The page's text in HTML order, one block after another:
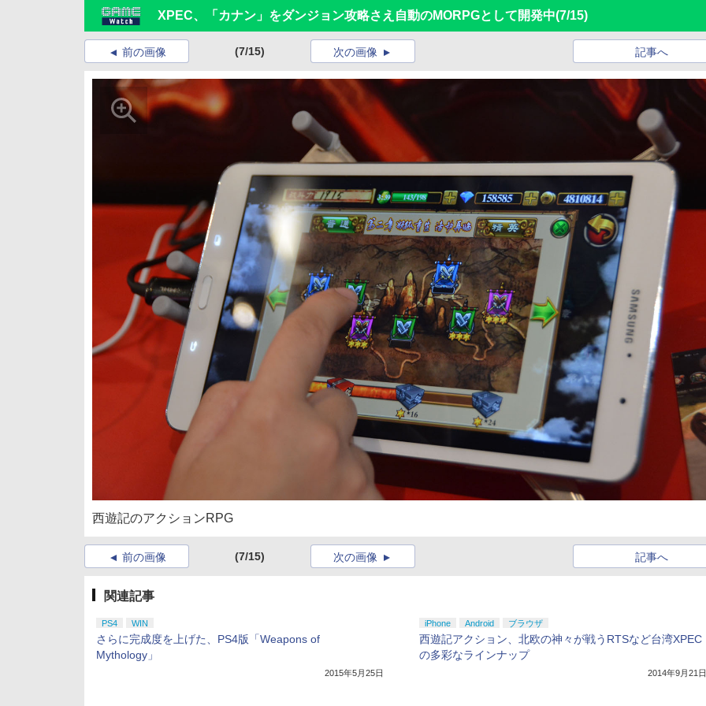
XPEC、「カナン」をダンジョン攻略さえ自動のMORPGとして開発中(7/15)
前の画像 (7/15) 記事へ
次の画像
西遊記のアクションRPG
前の画像 (7/15) 記事へ
次の画像
関連記事
PS4 WIN
さらに完成度を上げた、PS4版「Weapons of
Mythology」
2015年5月25日
iPhone Android ブラウザ
西遊記アクション、北欧の神々が戦うRTSなど台湾XPEC
の多彩なラインナップ
2014年9月21日